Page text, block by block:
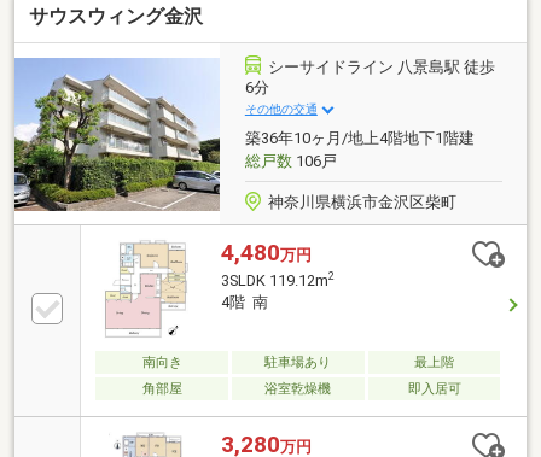
サウスウィング金沢
シーサイドライン 八景島駅 徒歩
6分
その他の交通
築36年10ヶ月/地上4階地下1階建
総戸数106戸
神奈川県横浜市金沢区柴町
4,480万円
3SLDK 119.12m2
4階 南
南向き 駐車場あり
最上階
角部屋
浴室乾燥機 即入居可
3,280万円